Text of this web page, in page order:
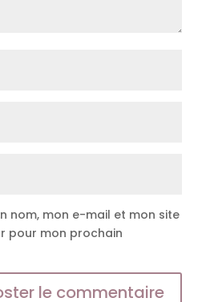
nom, mon e-mail et mon site
pour mon prochain